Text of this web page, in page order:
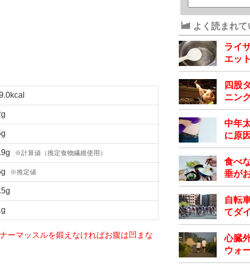
※計算値（推定食物繊維使用）
※推定値
ーマッスルを鍛えなければお腹は凹まな
よく読まれ
ライ
エッ
四股
ニン
中年
に原
食べ
垂が
自転
てダ
心臓
ウォ